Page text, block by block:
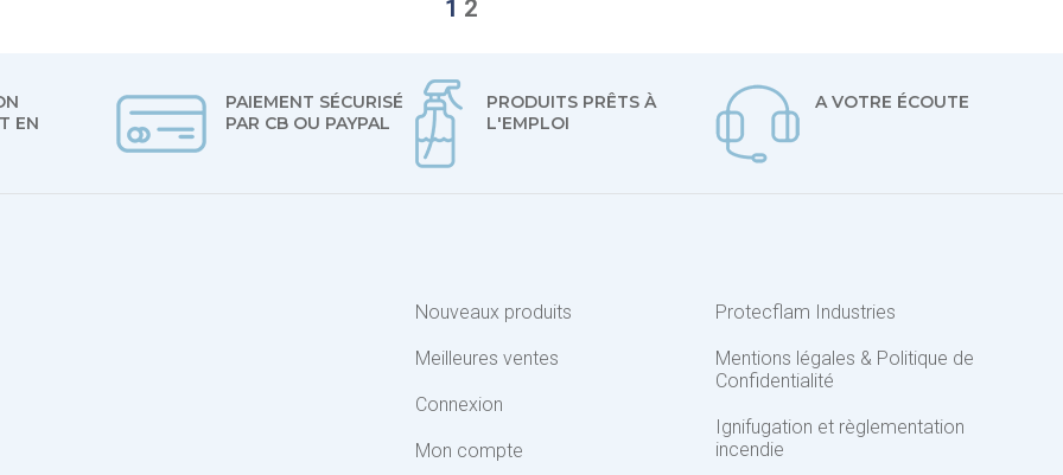
1 2
EN
PAIEMENT SÉCURISÉ
PAR CB OU PAYPAL
PRODUITS PRÊTS À
L'EMPLOI
A VOTRE ÉCOUTE
Nouveaux produits
Meilleures ventes
Connexion
Mon compte
Protecflam Industries
Mentions légales & Politique de
Confidentialité
Ignifugation et règlementation
incendie